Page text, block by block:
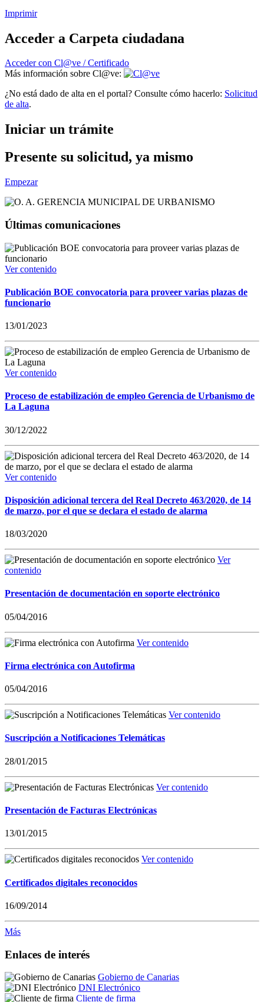
Imprimir
Acceder a Carpeta ciudadana
Acceder con Cl@ve / Certificado
Más información sobre Cl@ve:
¿No está dado de alta en el portal? Consulte cómo hacerlo: Solicitud
de alta.
Iniciar un trámite
Presente su solicitud, ya mismo
Empezar
Últimas comunicaciones
Ver contenido
Publicación BOE convocatoria para proveer varias plazas de
funcionario
13/01/2023
Ver contenido
Proceso de estabilización de empleo Gerencia de Urbanismo de
La Laguna
30/12/2022
Ver contenido
Disposición adicional tercera del Real Decreto 463/2020, de 14
de marzo, por el que se declara el estado de alarma
18/03/2020
Ver
contenido
Presentación de documentación en soporte electrónico
05/04/2016
Ver contenido
Firma electrónica con Autofirma
05/04/2016
Ver contenido
Suscripción a Notificaciones Telemáticas
28/01/2015
Ver contenido
Presentación de Facturas Electrónicas
13/01/2015
Ver contenido
Certificados digitales reconocidos
16/09/2014
Más
Enlaces de interés
Gobierno de Canarias
DNI Electrónico
Cliente de firma